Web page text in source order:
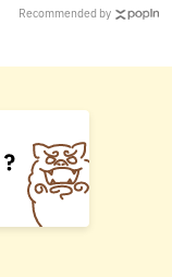
Recommended by